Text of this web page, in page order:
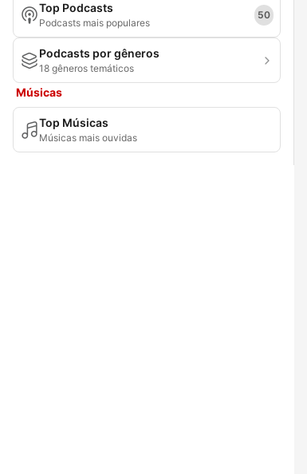
Top Podcasts
Podcasts mais populares
50
Podcasts por gêneros
18 gêneros temáticos
Músicas
Top Músicas
Músicas mais ouvidas